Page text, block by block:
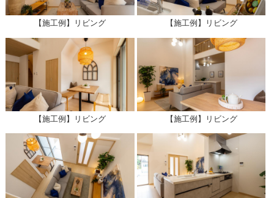
【施工例】リビング 【施工例】リビング
【施工例】リビング 【施工例】リビング